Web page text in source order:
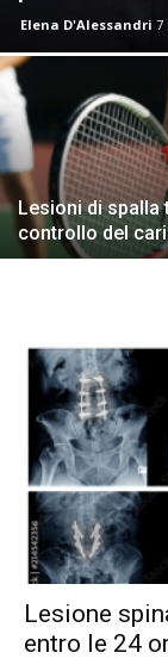
Elena D'Alessandri 7
Lesioni di spalla
controllo del
Lesione
entro le 24